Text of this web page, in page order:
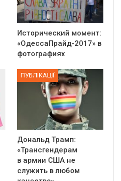
Исторический момент:
«ОдессаПрайд-2017» в
фотографиях
ПУБЛІКАЦІЇ
Дональд Трамп:
«Трансгендерам
в армии США не
служить в любом